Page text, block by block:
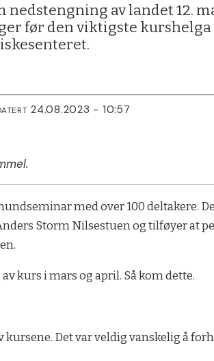
nedstengning av landet 12.
før den viktigste
24.08.2023 - 10:57
med over 100 deltakere.
Storm Nilsestuen og tilføyer at
kurs i mars og april. Så kom dette.
kursene. Det var veldig vanskelig å